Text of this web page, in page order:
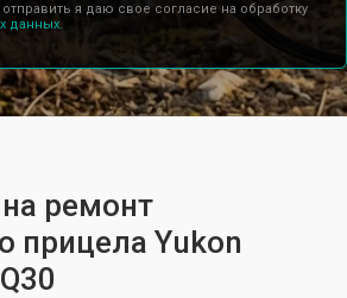
я даю свое согласие на обработку
данных.
ремонт
прицела Yukon